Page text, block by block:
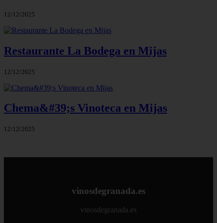
12/12/2025
Restaurante La Bodega en Mijas
12/12/2025
Chema&#39;s Vinoteca en Mijas
12/12/2025
vinosdegranada.es
vinosdegranada.es